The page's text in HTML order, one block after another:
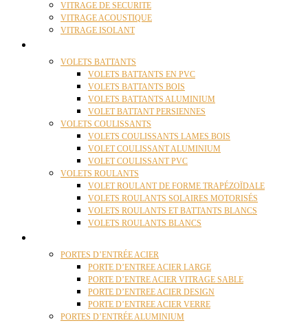
VITRAGE DE SECURITE
VITRAGE ACOUSTIQUE
VITRAGE ISOLANT
VOLETS BATTANTS
VOLETS BATTANTS EN PVC
VOLETS BATTANTS BOIS
VOLETS BATTANTS ALUMINIUM
VOLET BATTANT PERSIENNES
VOLETS COULISSANTS
VOLETS COULISSANTS LAMES BOIS
VOLET COULISSANT ALUMINIUM
VOLET COULISSANT PVC
VOLETS ROULANTS
VOLET ROULANT DE FORME TRAPÉZOÏDALE
VOLETS ROULANTS SOLAIRES MOTORISÉS
VOLETS ROULANTS ET BATTANTS BLANCS
VOLETS ROULANTS BLANCS
PORTES D’ENTRÉE ACIER
PORTE D’ENTREE ACIER LARGE
PORTE D’ENTRE ACIER VITRAGE SABLE
PORTE D’ENTREE ACIER DESIGN
PORTE D’ENTREE ACIER VERRE
PORTES D’ENTRÉE ALUMINIUM